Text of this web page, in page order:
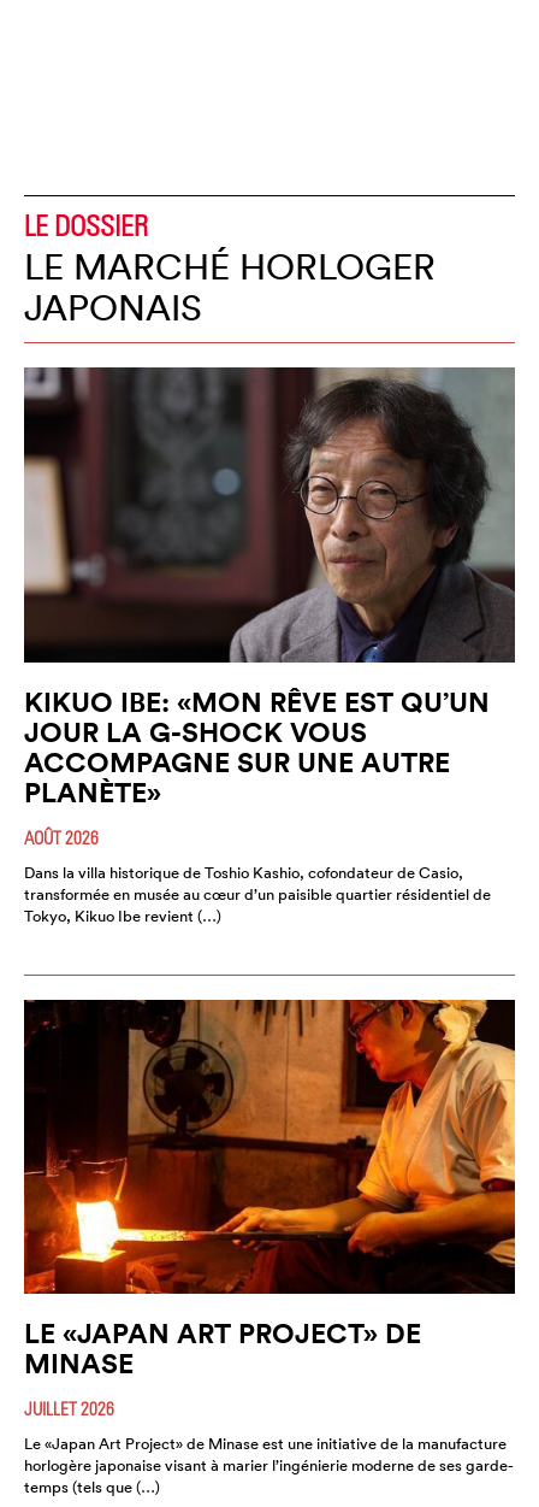
LE DOSSIER
LE MARCHÉ HORLOGER
JAPONAIS
KIKUO IBE: «MON RÊVE EST QU’UN
JOUR LA G-SHOCK VOUS
ACCOMPAGNE SUR UNE AUTRE
PLANÈTE»
AOÛT 2026
Dans la villa historique de Toshio Kashio, cofondateur de Casio,
transformée en musée au cœur d’un paisible quartier résidentiel de
Tokyo, Kikuo Ibe revient (…)
LE «JAPAN ART PROJECT» DE
MINASE
JUILLET 2026
Le «Japan Art Project» de Minase est une initiative de la manufacture
horlogère japonaise visant à marier l’ingénierie moderne de ses garde-
temps (tels que (…)